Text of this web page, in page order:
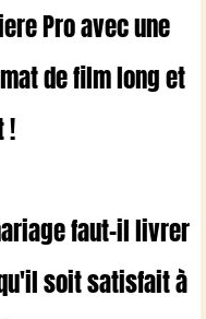
Pro avec une
de film long et
!
faut-il livrer
soit satisfait à